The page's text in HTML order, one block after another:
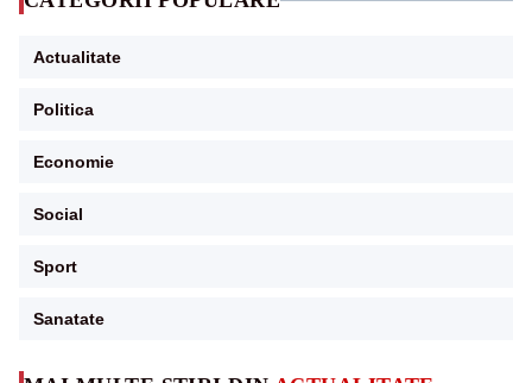
Actualitate
Politica
Economie
Social
Sport
Sanatate